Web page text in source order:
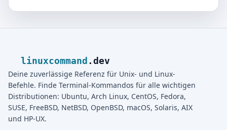
linuxcommand .dev
Deine zuverlässige Referenz für Unix- und Linux-
Befehle. Finde Terminal-Kommandos für alle wichtigen
Distributionen: Ubuntu, Arch Linux, CentOS, Fedora,
SUSE, FreeBSD, NetBSD, OpenBSD, macOS, Solaris, AIX
und HP-UX.